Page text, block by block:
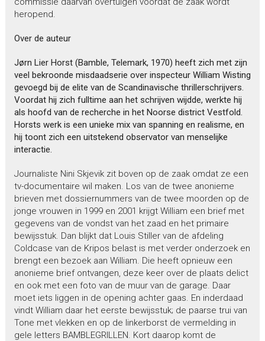
heropend.
Over de auteur
Jørn Lier Horst (Bamble, Telemark, 1970) heeft zich met zijn
veel bekroonde misdaadserie over inspecteur William Wisting
gevoegd bij de elite van de Scandinavische thrillerschrijvers.
Voordat hij zich fulltime aan het schrijven wijdde, werkte hij
als hoofd van de recherche in het Noorse district Vestfold.
Horsts werk is een unieke mix van spanning en realisme, en
hij toont zich een uitstekend observator van menselijke
interactie.
Journaliste Nini Skjevik zit boven op de zaak omdat ze een
tv-documentaire wil maken. Los van de twee anonieme
brieven met dossiernummers van de twee moorden op de
jonge vrouwen in 1999 en 2001 krijgt William een brief met
gegevens van de vondst van het zaad en het primaire
bewijsstuk. Dan blijkt dat Louis Stiller van de afdeling
Coldcase van de Kripos belast is met verder onderzoek en
brengt een bezoek aan William. Die heeft opnieuw een
anonieme brief ontvangen, deze keer over de plaats delict
en ook met een foto van de muur van de garage. Daar
moet iets liggen in de opening achter gaas. En inderdaad
vindt William daar het eerste bewijsstuk; de paarse trui van
Tone met vlekken en op de linkerborst de vermelding in
gele letters BAMBLEGRILLEN. Kort daarop komt de